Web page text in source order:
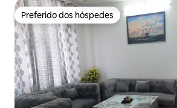
Preferido dos hóspedes
Preferido dos hóspedes